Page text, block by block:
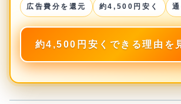
広告費分を還元 約4,500円安く
約4,500円安くできる理由を